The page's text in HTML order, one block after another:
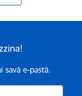
savā e-pastā.